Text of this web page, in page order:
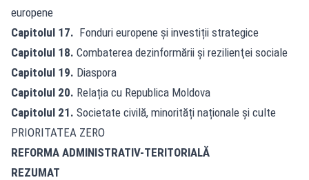
europene
Capitolul 17. Fonduri europene și investiții strategice
Capitolul 18. Combaterea dezinformării şi rezilienţei sociale
Capitolul 19. Diaspora
Capitolul 20. Relația cu Republica Moldova
Capitolul 21. Societate civilă, minorități naționale și culte
PRIORITATEA ZERO
REFORMA ADMINISTRATIV-TERITORIALĂ
REZUMAT